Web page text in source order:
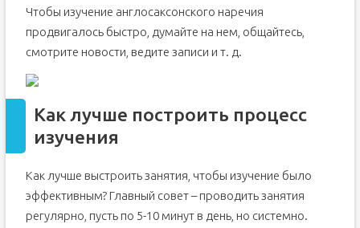
Чтобы изучение англосаксонского наречия
продвигалось быстро, думайте на нем, общайтесь,
смотрите новости, ведите записи и т. д.
Как лучше построить процесс
изучения
Как лучше выстроить занятия, чтобы изучение было
эффективным? Главный совет – проводить занятия
регулярно, пусть по 5-10 минут в день, но системно.